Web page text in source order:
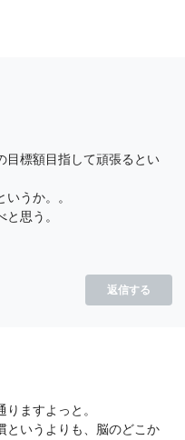
目標額目指して頑張るとい
うか。。
思う。
返信する
ますよっと。
というよりも、脳のどこか